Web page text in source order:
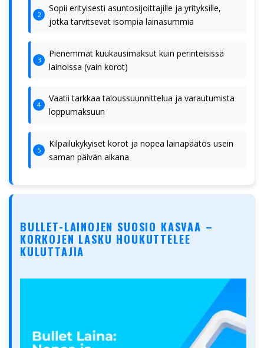
Sopii erityisesti asuntosijoittajille ja yrityksille,
jotka tarvitsevat isompia lainasummia
Pienemmät kuukausimaksut kuin perinteisissä
lainoissa (vain korot)
Vaatii tarkkaa taloussuunnittelua ja varautumista
loppumaksuun
Kilpailukykyiset korot ja nopea lainapäätös usein
saman päivän aikana
BULLET-LAINOJEN SUOSIO KASVAA –
KORKOJEN LASKU HOUKUTTELEE
KULUTTAJIA